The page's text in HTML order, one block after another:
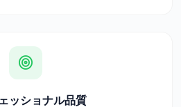
ッショナル品質